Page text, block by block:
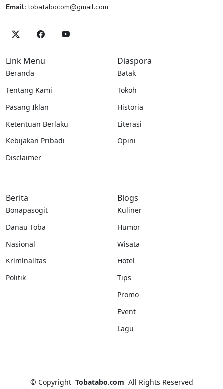
Email: tobatabocom@gmail.com
Link Menu
Beranda
Tentang Kami
Pasang Iklan
Ketentuan Berlaku
Kebijakan Pribadi
Disclaimer
Diaspora
Batak
Tokoh
Historia
Literasi
Opini
Berita
Bonapasogit
Danau Toba
Nasional
Kriminalitas
Politik
Blogs
Kuliner
Humor
Wisata
Hotel
Tips
Promo
Event
Lagu
© Copyright Tobatabo.com All Rights Reserved